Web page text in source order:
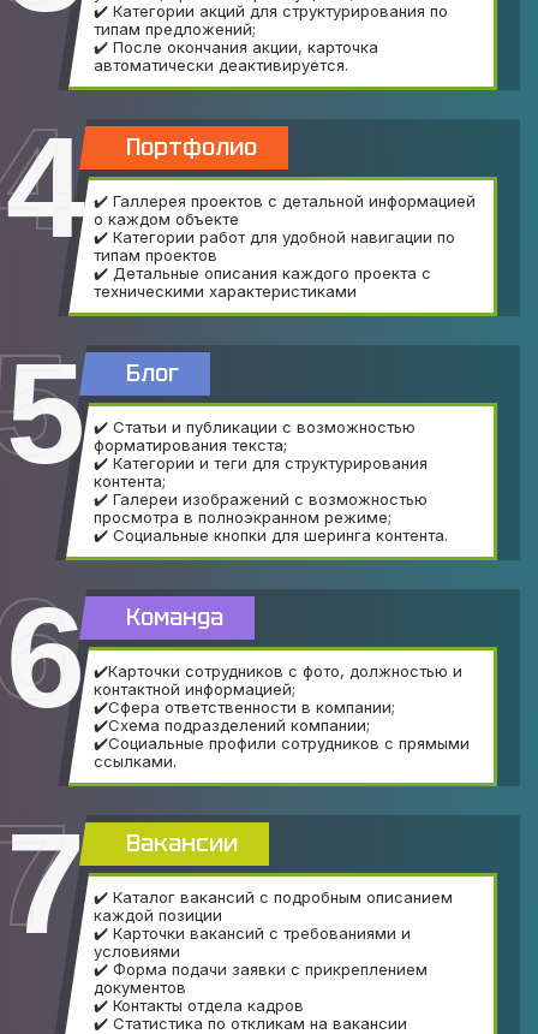
✔️ Категории акций для структурирования по
типам предложений;
✔️ После окончания акции, карточка
автоматически деактивируется.
Портфолио
✔️ Галлерея проектов с детальной информацией
о каждом объекте
✔️ Категории работ для удобной навигации по
типам проектов
✔️ Детальные описания каждого проекта с
техническими характеристиками
Блог
✔️ Статьи и публикации с возможностью
форматирования текста;
✔️ Категории и теги для структурирования
контента;
✔️ Галереи изображений с возможностью
просмотра в полноэкранном режиме;
✔️ Социальные кнопки для шеринга контента.
Команда
✔️Карточки сотрудников с фото, должностью и
контактной информацией;
✔️Сфера ответственности в компании;
✔️Схема подразделений компании;
✔️Социальные профили сотрудников с прямыми
ссылками.
Вакансии
✔️ Каталог вакансий с подробным описанием
каждой позиции
✔️ Карточки вакансий с требованиями и
условиями
✔️ Форма подачи заявки с прикреплением
документов
✔️ Контакты отдела кадров
✔️ Статистика по откликам на вакансии